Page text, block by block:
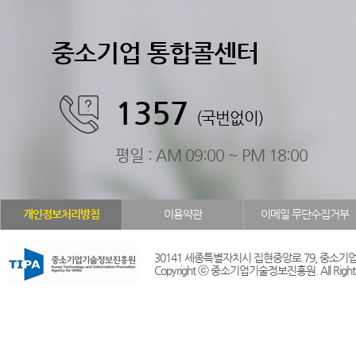
중소기업 통합콜센터
1357 (국번없이)
평일 : AM 09:00 ~ PM 18:00
개인정보처리방침 이용약관 이메일 무단수집거부
30141 세종특별자치시 집현중앙로 79, 중소기
Copyright ⓒ 중소기업기술정보진흥원. All